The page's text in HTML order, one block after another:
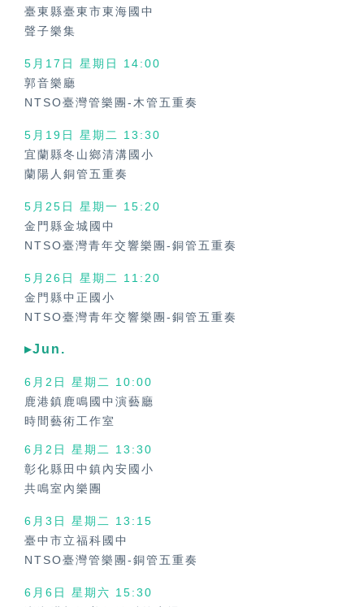
臺東縣臺東市東海國中
聲子樂集
5月17日 星期日 14:00
郭音樂廳
NTSO臺灣管樂團-木管五重奏
5月19日 星期二 13:30
宜蘭縣冬山鄉清溝國小
蘭陽人銅管五重奏
5月25日 星期一 15:20
金門縣金城國中
NTSO臺灣青年交響樂團-銅管五重奏
5月26日 星期二 11:20
金門縣中正國小
NTSO臺灣青年交響樂團-銅管五重奏
▸Jun.
6月2日 星期二 10:00
鹿港鎮鹿鳴國中演藝廳
時間藝術工作室
6月2日 星期二 13:30
彰化縣田中鎮內安國小
共鳴室內樂團
6月3日 星期二 13:15
臺中市立福科國中
NTSO臺灣管樂團-銅管五重奏
6月6日 星期六 15:30